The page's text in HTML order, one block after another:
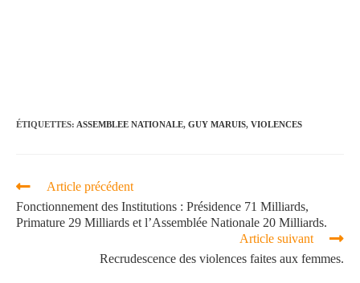
ÉTIQUETTES: ASSEMBLEE NATIONALE, GUY MARUIS, VIOLENCES
Article précédent
Fonctionnement des Institutions : Présidence 71 Milliards,
Primature 29 Milliards et l’Assemblée Nationale 20 Milliards.
Article suivant
Recrudescence des violences faites aux femmes.